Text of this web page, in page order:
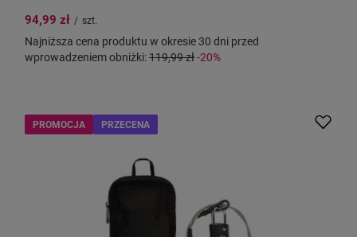
94,99 zł / szt.
Najniższa cena produktu w okresie 30 dni przed
wprowadzeniem obniżki:119,99 zł-20%
PROMOCJA PRZECENA